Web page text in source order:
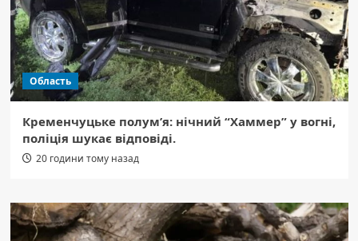
Область
Кременчуцьке полум’я: нічний “Хаммер” у вогні,
поліція шукає відповіді.
20 години тому назад